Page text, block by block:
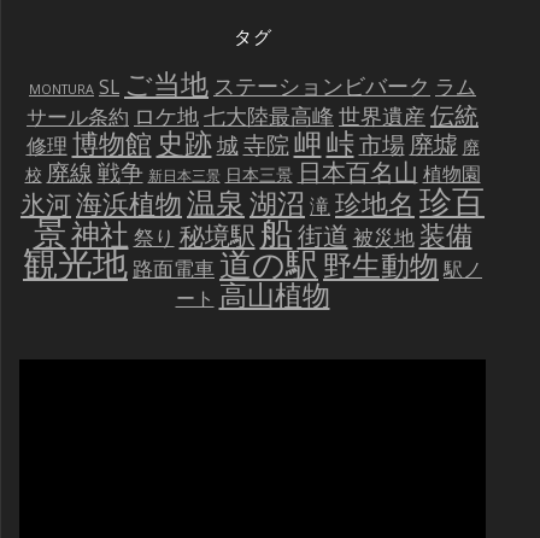
タグ
MONTURA SL ご当地 ステーションビバーク ラム
サール条約 ロケ地七大陸最高峰 世界遺産 伝統
修理 博物館 史跡城寺院岬峠市場 廃墟 廃
校 廃線戦争 新日本三景 日本三景 日本百名山 植物園
氷河海浜植物温泉湖沼 滝珍地名 珍百
景神社 祭り 秘境駅船街道 被災地 装備
観光地 路面電車道の駅野生動物 駅ノ
ート 高山植物